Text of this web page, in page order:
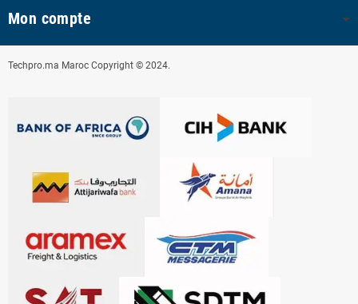
Mon compte
Techpro.ma Maroc Copyright © 2024.